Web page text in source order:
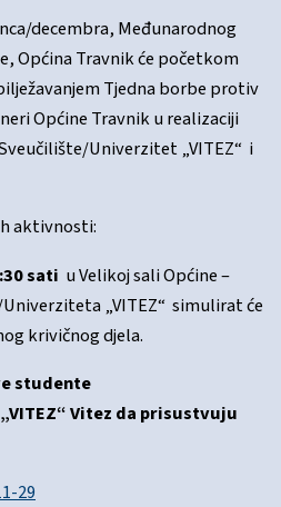
decembra, Međunarodnog
Općina Travnik će početkom
Tjedna borbe protiv
Općine Travnik u realizaciji
Univerzitet „VITEZ“ i
aktivnosti:
sati u Velikoj sali Općine –
„VITEZ“ simulirat će
krivičnog djela.
studente
Vitez da prisustvuju
29